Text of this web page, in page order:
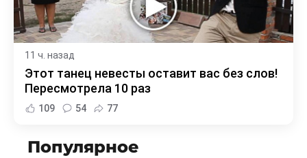
11 ч. назад
Этот танец невесты оставит вас без слов!
Пересмотрела 10 раз
109 54 77
Популярное